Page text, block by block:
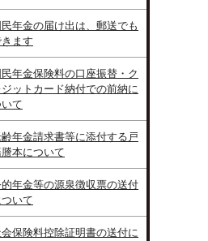
民年金の届け出は、郵送でも
ます
民年金保険料の口座振替・ク
ジットカード納付での前納に
て
年金請求書等に添付する戸
本について
年金等の源泉徴収票の送付
ついて
保険料控除証明書の送付に